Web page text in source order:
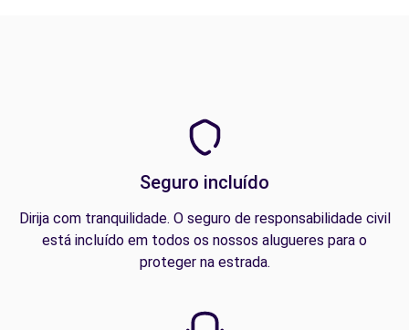
Seguro incluído
Dirija com tranquilidade. O seguro de responsabilidade civil
está incluído em todos os nossos alugueres para o
proteger na estrada.